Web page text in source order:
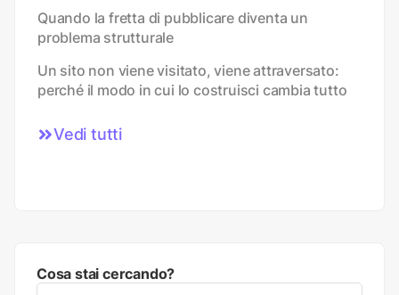
Quando la fretta di pubblicare diventa un
problema strutturale
Un sito non viene visitato, viene attraversato:
perché il modo in cui lo costruisci cambia tutto
Vedi tutti
Cosa stai cercando?